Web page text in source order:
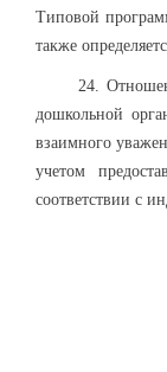
Типовой
также
24. Отношения
дошкольной
взаимного
учетом
соответствии с